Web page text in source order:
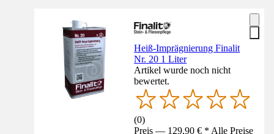
Heiß-Imprägnierung Finalit
Nr. 20 1 Liter
Artikel wurde noch nicht
bewertet.
(0)
Preis — 129,90 € * Alle Preise